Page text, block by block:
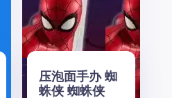
压泡面手办 蜘
蛛侠 蜘蛛侠